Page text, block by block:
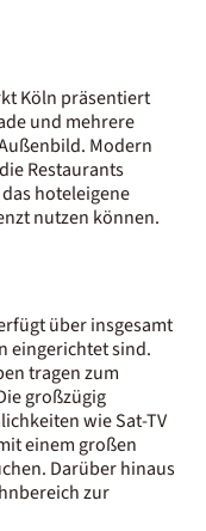
Köln präsentiert
und mehrere
Modern
Restaurants
hoteleigene
nutzen können.
über insgesamt
eingerichtet sind.
tragen zum
großzügig
wie Sat-TV
einem großen
Darüber hinaus
zur